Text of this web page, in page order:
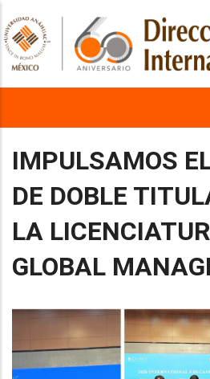
al
contenido
IMPULSAMOS
DE DOBLE
LA
GLOBAL